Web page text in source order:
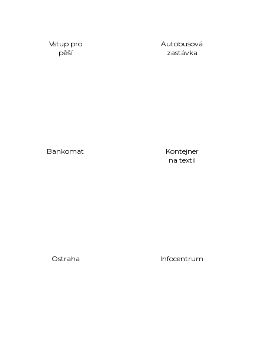
Vstup pro
pěší
Autobusová
zastávka
Bankomat
Kontejner
na textil
Ostraha Infocentrum